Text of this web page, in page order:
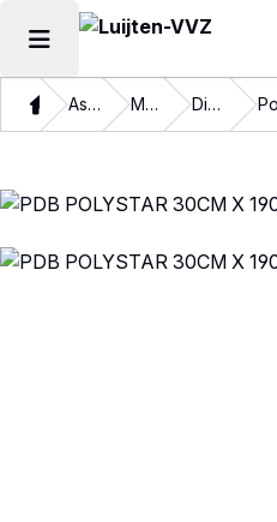
Hoofdmenu openen
ThuisAssortiment Materialen Disposables